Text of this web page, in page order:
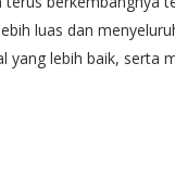
luas dan
yang lebih baik, serta